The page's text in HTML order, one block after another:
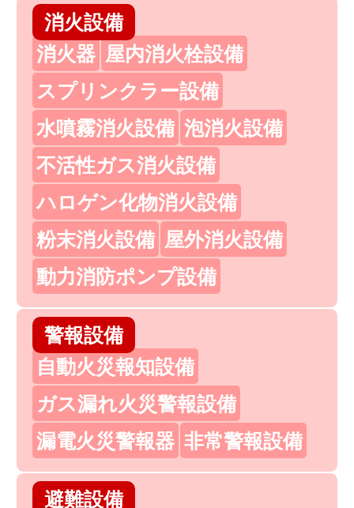
消火設備
消火器 屋内消火栓設備
スプリンクラー設備
水噴霧消火設備 泡消火設備
不活性ガス消火設備
ハロゲン化物消火設備
粉末消火設備 屋外消火設備
動力消防ポンプ設備
警報設備
自動火災報知設備
ガス漏れ火災警報設備
漏電火災警報器 非常警報設備
避難設備